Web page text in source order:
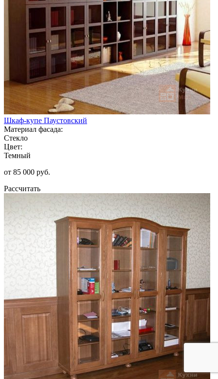
Шкаф-купе Паустовский
Материал фасада:
Стекло
Цвет:
Темный
от 85 000 руб.
Рассчитать